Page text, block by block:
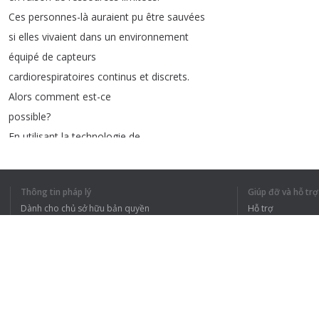
Ces personnes-là auraient pu être sauvées
si elles vivaient dans un environnement
équipé de capteurs
cardiorespiratoires continus et discrets.
Alors comment est-ce
possible?
En utilisant la technologie de
extrêmement sensibles
les mouvements du cœur sans être en contact direct avec lui,
Thông tin pháp lý
Dành cho chủ sở hữu bản quyền
Giúp đỡ và hỗ trợ
Hỗ trợ